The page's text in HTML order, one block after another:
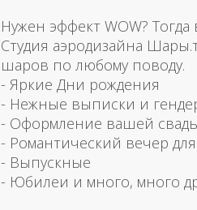
Нужен эффект WOW? Тогда
Студия аэродизайна
шаров по любому поводу.
- Яркие Дни рождения
- Нежные выписки и
- Оформление вашей
- Романтический вечер
- Выпускные
- Юбилеи и много, много